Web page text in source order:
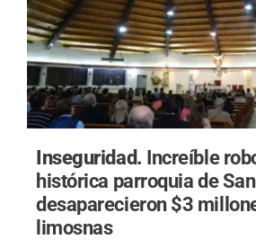
Inseguridad. Increíble
histórica parroquia de
desaparecieron $3
limosnas